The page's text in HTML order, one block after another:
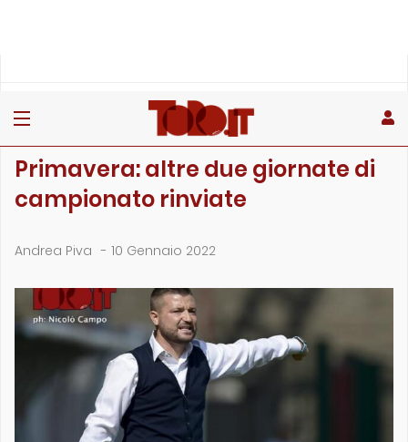
Primavera: altre due giornate di
campionato rinviate
Andrea Piva - 10 Gennaio 2022